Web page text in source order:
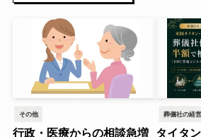
その他
行政・医療からの相談急増
葬儀社の経
タイタ